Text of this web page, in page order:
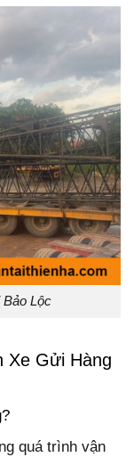
Bảo Lộc
Xe Gửi Hàng
quá trình vận